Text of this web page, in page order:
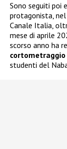
Sono seguiti poi
protagonista,
Canale Italia,
mese di aprile
scorso anno ha
cortometraggio
studenti del